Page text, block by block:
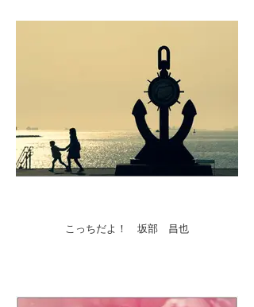
こっちだよ！ 坂部 昌也